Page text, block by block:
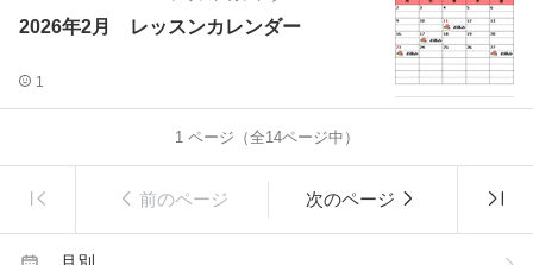
2026年2月 レッスンカレンダー
1
1ページ（全14ページ中）
前のページ 次のページ